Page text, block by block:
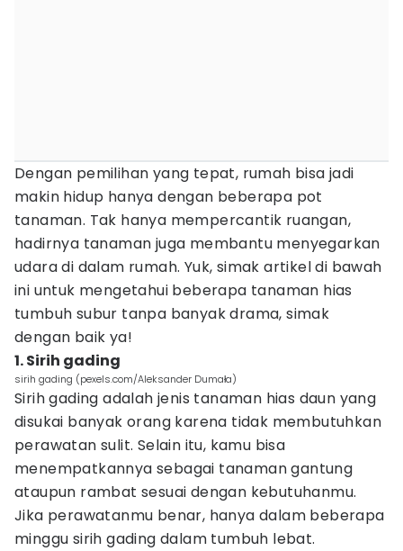
Dengan pemilihan yang tepat, rumah bisa jadi
makin hidup hanya dengan beberapa pot
tanaman. Tak hanya mempercantik ruangan,
hadirnya tanaman juga membantu menyegarkan
udara di dalam rumah. Yuk, simak artikel di bawah
ini untuk mengetahui beberapa tanaman hias
tumbuh subur tanpa banyak drama, simak
dengan baik ya!
1. Sirih gading
sirih gading (pexels.com/Aleksander Dumała)
Sirih gading adalah jenis tanaman hias daun yang
disukai banyak orang karena tidak membutuhkan
perawatan sulit. Selain itu, kamu bisa
menempatkannya sebagai tanaman gantung
ataupun rambat sesuai dengan kebutuhanmu.
Jika perawatanmu benar, hanya dalam beberapa
minggu sirih gading dalam tumbuh lebat.